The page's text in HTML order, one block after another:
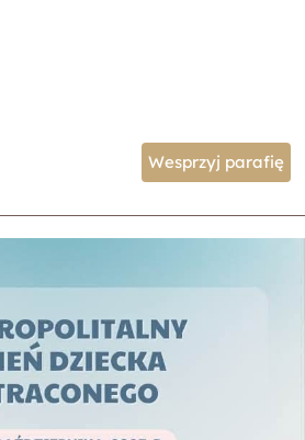
Wesprzyj parafię